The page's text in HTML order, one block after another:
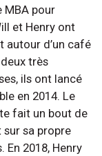
MBA pour
et Henry ont
autour d’un café
très
ils ont lancé
en 2014. Le
fait un bout de
sa propre
En 2018, Henry